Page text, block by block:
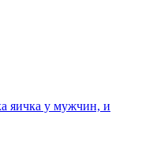
яичка у мужчин, и